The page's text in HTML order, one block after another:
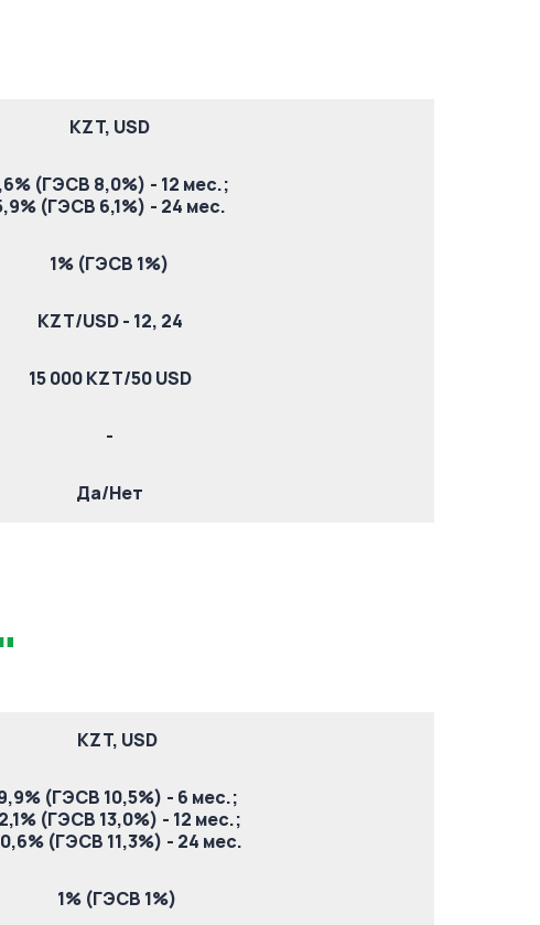
KZT, USD
(ГЭСВ 8,0%) - 12 мес.;
(ГЭСВ 6,1%) - 24 мес.
1% (ГЭСВ 1%)
KZT/USD - 12, 24
15 000 KZT/50 USD
-
Да/Нет
KZT, USD
(ГЭСВ 10,5%) - 6 мес.;
(ГЭСВ 13,0%) - 12 мес.;
(ГЭСВ 11,3%) - 24 мес.
1% (ГЭСВ 1%)